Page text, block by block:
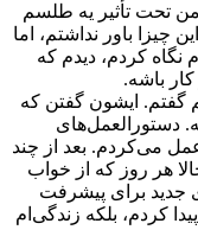
من تحت تأثیر یه طلسم
چیزا باور نداشتم، اما
نگاه کردم، دیدم که
باشه.
گفتم. ایشون گفتن که
دستورالعمل‌های
می‌کردم. بعد از چند
هر روز که از خواب
جدید برای پیشرفت
کردم، بلکه زندگی‌ام